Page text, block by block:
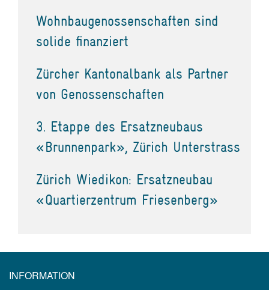
Wohnbaugenossenschaften sind
solide finanziert
Zürcher Kantonalbank als Partner
von Genossenschaften
3. Etappe des Ersatzneubaus
«Brunnenpark», Zürich Unterstrass
Zürich Wiedikon: Ersatzneubau
«Quartierzentrum Friesenberg»
INFORMATION